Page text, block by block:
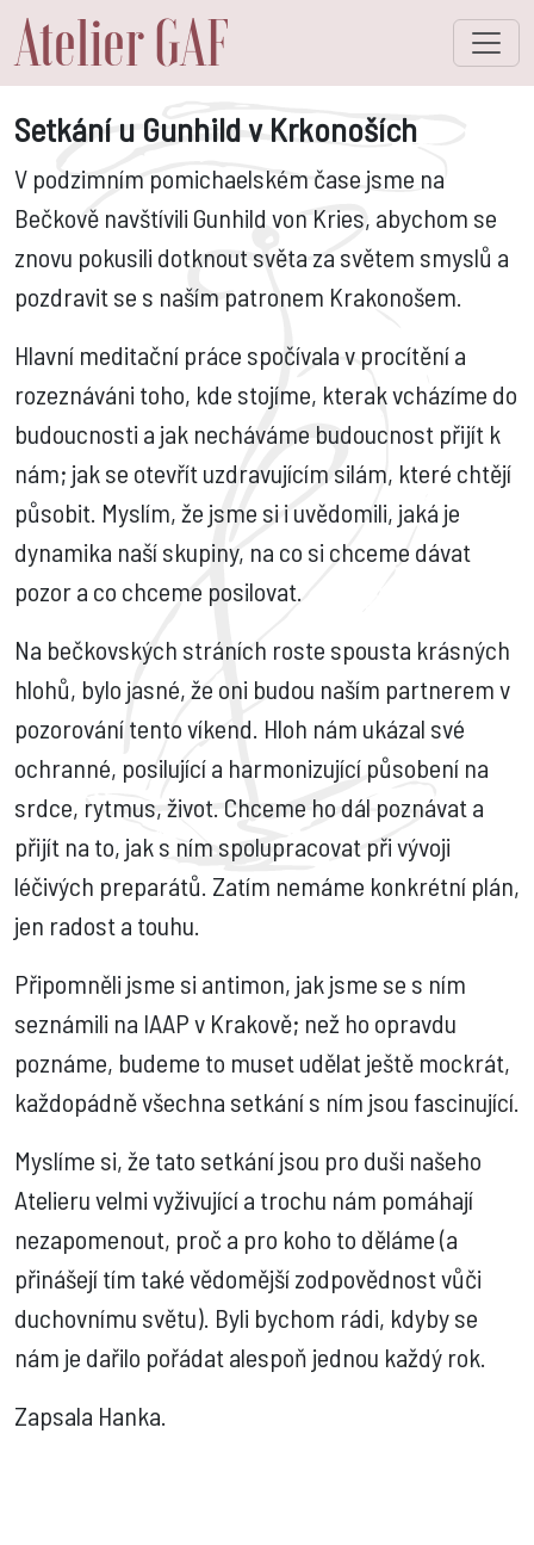
Atelier GAF
Setkání u Gunhild v Krkonoších
V podzimním pomichaelském čase jsme na
Bečkově navštívili Gunhild von Kries, abychom se
znovu pokusili dotknout světa za světem smyslů a
pozdravit se s naším patronem Krakonošem.
Hlavní meditační práce spočívala v procítění a
rozeznáváni toho, kde stojíme, kterak vcházíme do
budoucnosti a jak necháváme budoucnost přijít k
nám; jak se otevřít uzdravujícím silám, které chtějí
působit. Myslím, že jsme si i uvědomili, jaká je
dynamika naší skupiny, na co si chceme dávat
pozor a co chceme posilovat.
Na bečkovských stráních roste spousta krásných
hlohů, bylo jasné, že oni budou naším partnerem v
pozorování tento víkend. Hloh nám ukázal své
ochranné, posilující a harmonizující působení na
srdce, rytmus, život. Chceme ho dál poznávat a
přijít na to, jak s ním spolupracovat při vývoji
léčivých preparátů. Zatím nemáme konkrétní plán,
jen radost a touhu.
Připomněli jsme si antimon, jak jsme se s ním
seznámili na IAAP v Krakově; než ho opravdu
poznáme, budeme to muset udělat ještě mockrát,
každopádně všechna setkání s ním jsou fascinující.
Myslíme si, že tato setkání jsou pro duši našeho
Atelieru velmi vyživující a trochu nám pomáhají
nezapomenout, proč a pro koho to děláme (a
přinášejí tím také vědomější zodpovědnost vůči
duchovnímu světu). Byli bychom rádi, kdyby se
nám je dařilo pořádat alespoň jednou každý rok.
Zapsala Hanka.